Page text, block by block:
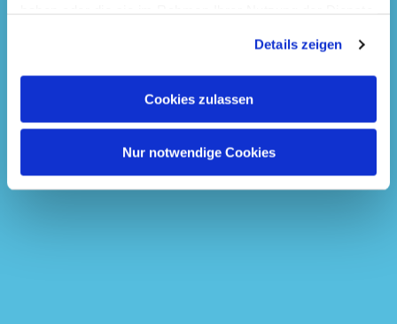
Details zeigen
Cookies zulassen
Nur notwendige Cookies